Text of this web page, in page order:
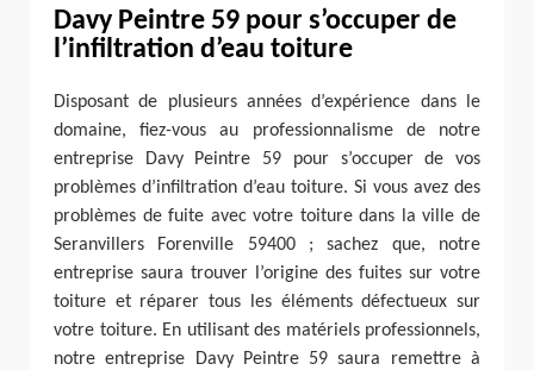
Davy Peintre 59 pour s’occuper de
l’infiltration d’eau toiture
Disposant de plusieurs années d’expérience dans le
domaine, fiez-vous au professionnalisme de notre
entreprise Davy Peintre 59 pour s’occuper de vos
problèmes d’infiltration d’eau toiture. Si vous avez des
problèmes de fuite avec votre toiture dans la ville de
Seranvillers Forenville 59400 ; sachez que, notre
entreprise saura trouver l’origine des fuites sur votre
toiture et réparer tous les éléments défectueux sur
votre toiture. En utilisant des matériels professionnels,
notre entreprise Davy Peintre 59 saura remettre à